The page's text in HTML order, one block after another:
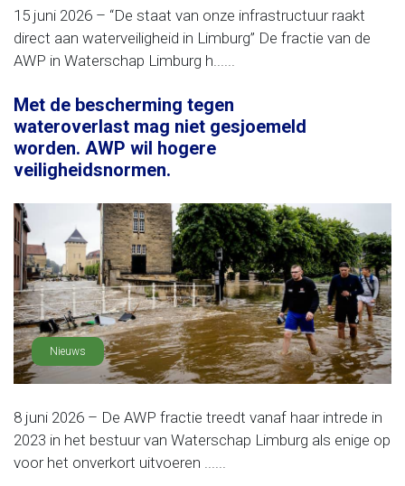
15 juni 2026 – “De staat van onze infrastructuur raakt
direct aan waterveiligheid in Limburg” De fractie van de
AWP in Waterschap Limburg h......
Met de bescherming tegen
wateroverlast mag niet gesjoemeld
worden. AWP wil hogere
veiligheidsnormen.
Nieuws
8 juni 2026 – De AWP fractie treedt vanaf haar intrede in
2023 in het bestuur van Waterschap Limburg als enige op
voor het onverkort uitvoeren ......